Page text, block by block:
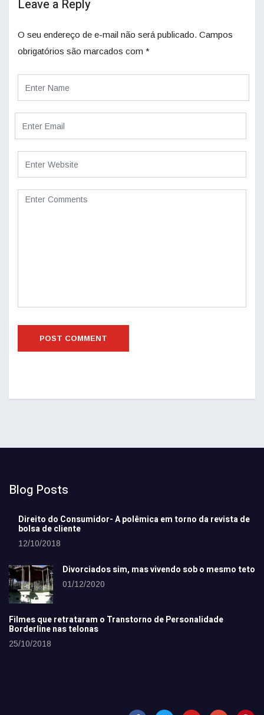
Leave a Reply
O seu endereço de e-mail não será publicado. Campos
obrigatórios são marcados com *
Blog Posts
Direito do Consumidor- A polêmica em torno da revista de
bolsa de cliente
12/10/2018
Divorciados sim, mas vivendo sob o mesmo teto
01/12/2020
Filmes que retrataram o Transtorno de Personalidade
Borderline nas telonas
25/10/2018